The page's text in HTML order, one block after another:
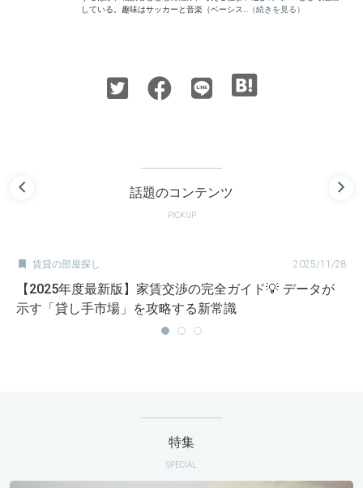
している。趣味はサッカーと音楽（ベーシス...
（続きを見る）
話題のコンテンツ
PICKUP
 賃貸の部屋探し 2025/11/28
【2025年度最新版】家賃交渉の完全ガイド💡 データが
示す「貸し手市場」を攻略する新常識
特集
SPECIAL